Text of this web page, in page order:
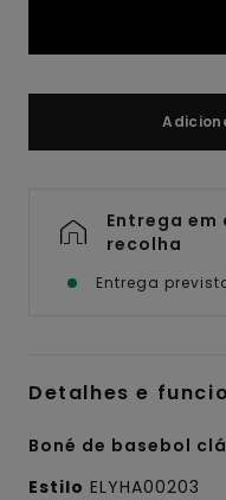
Entrega em
recolha
Entrega
Detalhes e
Boné de basebol
Estilo ELYHA00203